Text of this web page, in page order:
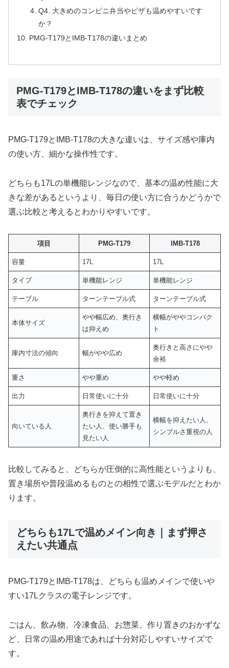
Q4. 大きめのコンビニ弁当やピザも温めやすいです
か？
PMG-T179とIMB-T178の違いまとめ
PMG-T179とIMB-T178の違いをまず比較
表でチェック
PMG-T179とIMB-T178の大きな違いは、サイズ感や庫内
の使い方、細かな操作性です。
どちらも17Lの単機能レンジなので、基本の温め性能に大
きな差があるというより、毎日の使い方に合うかどうかで
選ぶ比較と考えるとわかりやすいです。
項目 PMG-T179 IMB-T178
容量 17L 17L
タイプ 単機能レンジ 単機能レンジ
テーブル ターンテーブル式 ターンテーブル式
本体サイズ
やや幅広め、奥行き
は抑えめ
横幅がややコンパク
ト
庫内寸法の傾向 幅がやや広め
奥行きと高さにやや
余裕
重さ やや重め やや軽め
出力 日常使いに十分 日常使いに十分
向いている人
奥行きを抑えて置き
たい人、使い勝手も
見たい人
横幅を抑えたい人、
シンプルさ重視の人
比較してみると、どちらが圧倒的に高性能というよりも、
置き場所や普段温めるものとの相性で選ぶモデルだとわか
ります。
どちらも17Lで温めメイン向き｜まず押さ
えたい共通点
PMG-T179とIMB-T178は、どちらも温めメインで使いや
すい17Lクラスの電子レンジです。
ごはん、飲み物、冷凍食品、お惣菜、作り置きのおかずな
ど、日常の温め用途であれば十分対応しやすいサイズで
す。